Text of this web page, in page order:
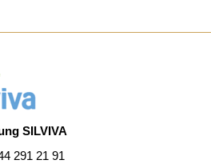
SILVIVA
291 21 91